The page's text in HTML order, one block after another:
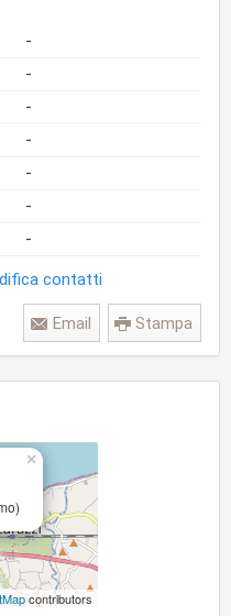
-
-
-
-
-
-
-
contatti
Stampa
Email
×
contributors